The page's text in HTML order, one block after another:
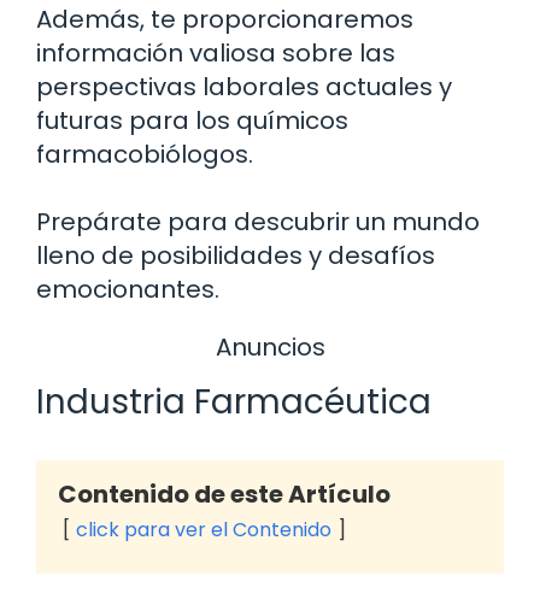
Además, te proporcionaremos
información valiosa sobre las
perspectivas laborales actuales y
futuras para los químicos
farmacobiólogos.
Prepárate para descubrir un mundo
lleno de posibilidades y desafíos
emocionantes.
Anuncios
Industria Farmacéutica
Contenido de este Artículo
click para ver el Contenido